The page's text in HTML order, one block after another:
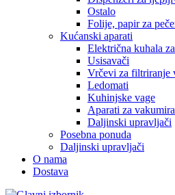
Ostalo
Folije, papir za
Kućanski aparati
Električna kuhala
Usisavači
Vrčevi za filtriranje
Ledomati
Kuhinjske vage
Aparati za
Daljinski upravljači
Posebna ponuda
Daljinski upravljači
O nama
Dostava